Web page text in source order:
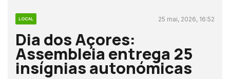
LOCAL 25 mai, 2026, 16:52
Dia dos Açores:
Assembleia entrega 25
insígnias autonómicas